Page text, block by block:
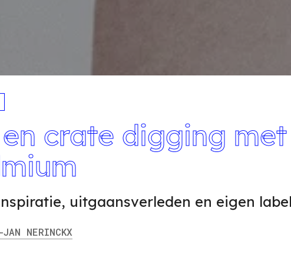
crate digging met
uitgaansverleden en eigen
NERINCKX